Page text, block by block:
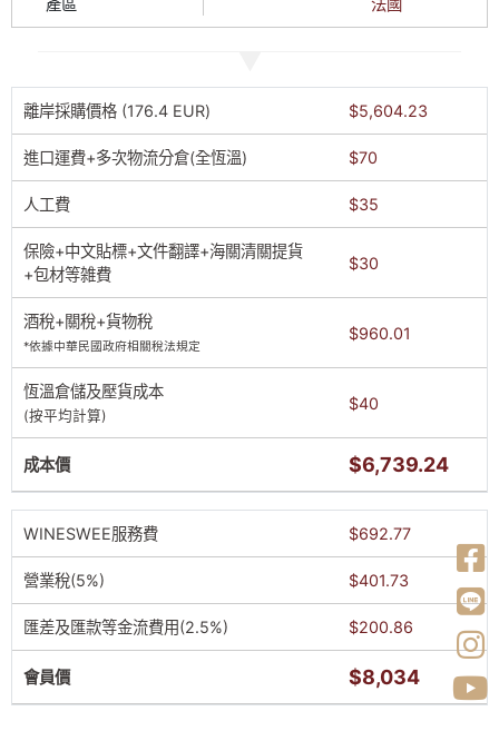
離岸採購價格 (176.4 EUR) $5,604.23
進口運費+多次物流分倉(全恆溫) $70
人工費 $35
保險+中文貼標+文件翻譯+海關清關提貨
+包材等雑費
$30
酒稅+關稅+貨物稅
*依據中華民國政府相關稅法規定
$960.01
恆溫倉儲及壓貨成本
(按平均計算)
$40
成本價 $6,739.24
WINESWEE服務費 $692.77
營業稅(5%) $401.73
匯差及匯款等金流費用(2.5%) $200.86
會員價 $8,034